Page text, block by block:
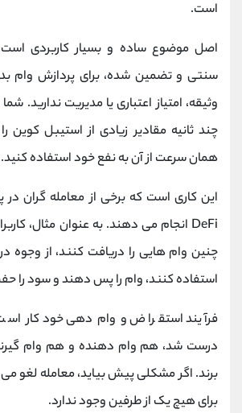
است.
اصل موضوع ساده و بسیار کاربردی
سنتی و تضمین شده، برای پردازش وام
وثیقه، امتیاز اعتباری یا مدیریت ندارید.
چند ثانیه مقادیر زیادی از استیبل کوین
همان سرعت از آن به نفع خود استفاده کنید.
این کاری است که برخی از معامله گران
DeFi انجام می دهند. به عنوان مثال، کاربران
چنین وام هایی را دریافت کنند، از وجوه
استفاده کنند، وام را پس دهند و سود را
فرآیند استقراض و وام دهی خودکار
درست شد، هم وام دهنده و هم وام
برند. اگر مشکلی پیش بیاید، معامله
برای هیچ یک از طرفین وجود ندارد.